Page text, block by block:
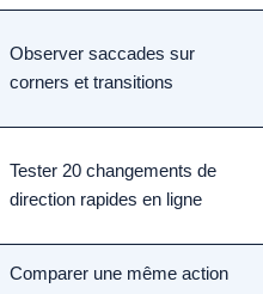
Observer saccades sur
corners et transitions
Tester 20 changements de
direction rapides en ligne
Comparer une même action